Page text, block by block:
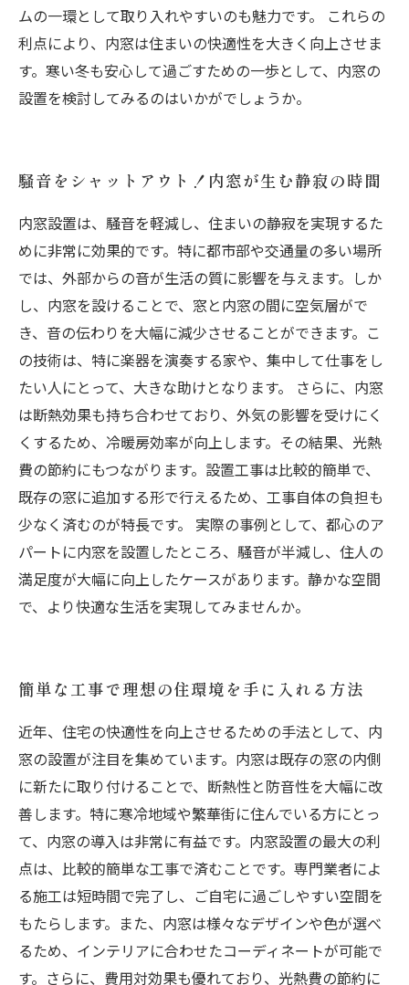
ムの一環として取り入れやすいのも魅力です。 これらの
利点により、内窓は住まいの快適性を大きく向上させま
す。寒い冬も安心して過ごすための一歩として、内窓の
設置を検討してみるのはいかがでしょうか。
騒音をシャットアウト！内窓が生む静寂の時間
内窓設置は、騒音を軽減し、住まいの静寂を実現するた
めに非常に効果的です。特に都市部や交通量の多い場所
では、外部からの音が生活の質に影響を与えます。しか
し、内窓を設けることで、窓と内窓の間に空気層がで
き、音の伝わりを大幅に減少させることができます。こ
の技術は、特に楽器を演奏する家や、集中して仕事をし
たい人にとって、大きな助けとなります。 さらに、内窓
は断熱効果も持ち合わせており、外気の影響を受けにく
くするため、冷暖房効率が向上します。その結果、光熱
費の節約にもつながります。設置工事は比較的簡単で、
既存の窓に追加する形で行えるため、工事自体の負担も
少なく済むのが特長です。 実際の事例として、都心のア
パートに内窓を設置したところ、騒音が半減し、住人の
満足度が大幅に向上したケースがあります。静かな空間
で、より快適な生活を実現してみませんか。
簡単な工事で理想の住環境を手に入れる方法
近年、住宅の快適性を向上させるための手法として、内
窓の設置が注目を集めています。内窓は既存の窓の内側
に新たに取り付けることで、断熱性と防音性を大幅に改
善します。特に寒冷地域や繁華街に住んでいる方にとっ
て、内窓の導入は非常に有益です。内窓設置の最大の利
点は、比較的簡単な工事で済むことです。専門業者によ
る施工は短時間で完了し、ご自宅に過ごしやすい空間を
もたらします。また、内窓は様々なデザインや色が選べ
るため、インテリアに合わせたコーディネートが可能で
す。さらに、費用対効果も優れており、光熱費の節約に